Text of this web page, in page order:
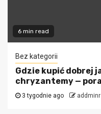
6 min read
Bez kategorii
Gdzie kupić dobrej
chryzantemy —
3 tygodnie ago addminr